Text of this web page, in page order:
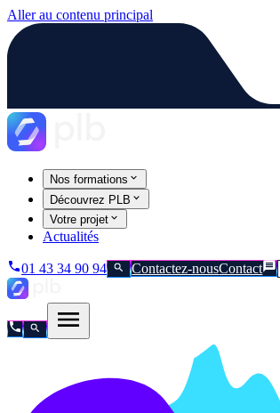
Aller au contenu principal
Nos formations
Découvrez PLB
Votre projet
Actualités
01 43 34 90 94 Contactez-nousContact